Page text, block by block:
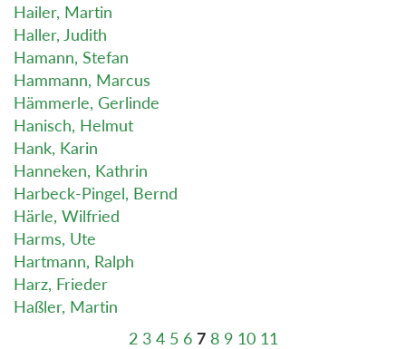
Hailer, Martin
Haller, Judith
Hamann, Stefan
Hammann, Marcus
Hämmerle, Gerlinde
Hanisch, Helmut
Hank, Karin
Hanneken, Kathrin
Harbeck-Pingel, Bernd
Härle, Wilfried
Harms, Ute
Hartmann, Ralph
Harz, Frieder
Haßler, Martin
2 3 4 5 6 7 8 9 10 11